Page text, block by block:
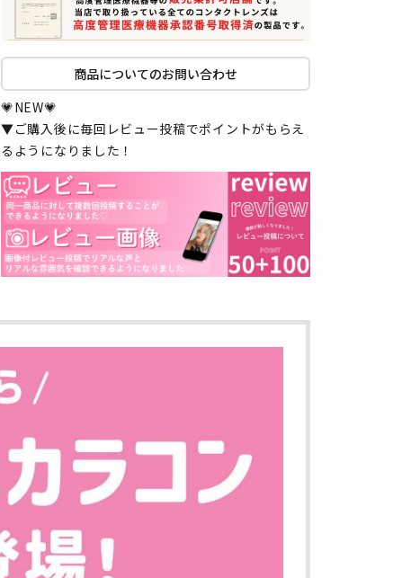
商品についてのお問い合わせ
💗NEW💗
▼ご購入後に毎回レビュー投稿でポイントがもらえ
るようになりました！